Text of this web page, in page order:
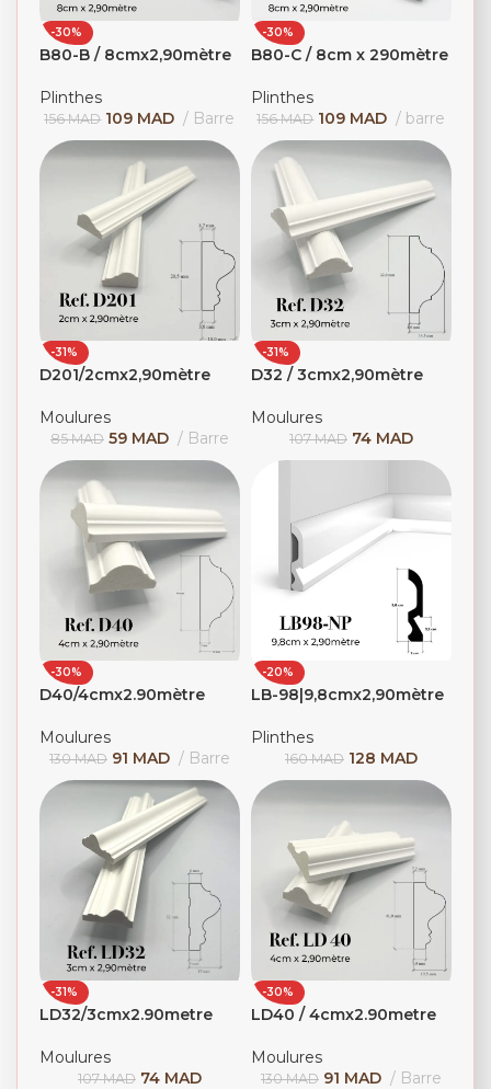
-30%
B80-B / 8cmx2,90mètre
Plinthes
156MAD 109 MAD Barre
-30%
B80-C / 8cm x 290mètre
Plinthes
156MAD 109 MAD barre
-31%
D201/2cmx2,90mètre
Moulures
85MAD 59 MAD Barre
-31%
D32 / 3cmx2,90mètre
Moulures
107MAD 74 MAD
-30%
D40/4cmx2.90mètre
Moulures
130MAD 91 MAD Barre
-20%
LB-98|9,8cmx2,90mètre
Plinthes
160MAD 128 MAD
-31%
LD32/3cmx2.90metre
Moulures
107MAD 74 MAD
-30%
LD40 / 4cmx2.90metre
Moulures
130MAD 91 MAD Barre